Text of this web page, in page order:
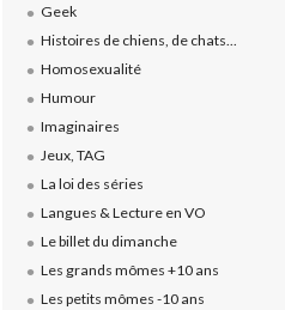
Geek
Histoires de chiens, de chats...
Homosexualité
Humour
Imaginaires
Jeux, TAG
La loi des séries
Langues & Lecture en VO
Le billet du dimanche
Les grands mômes +10 ans
Les petits mômes -10 ans